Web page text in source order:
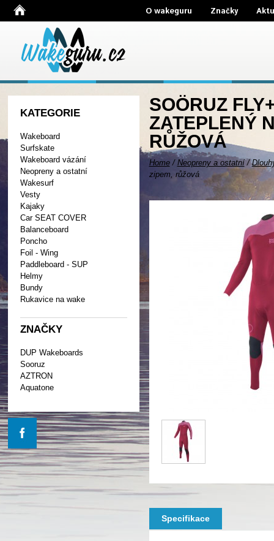
O wakeguru Značky
KATEGORIE
Wakeboard
Surfskate
Wakeboard vázání
Neopreny a ostatní
Wakesurf
Vesty
Kajaky
Car SEAT COVER
Balanceboard
Poncho
Foil - Wing
Paddleboard - SUP
Helmy
Bundy
Rukavice na wake
ZNAČKY
DUP Wakeboards
Sooruz
AZTRON
Aquatone
SOÖRUZ
ZATEPLENÝ
RŮŽOVÁ
Home/ Neopreny a ostatní/
zipem, růžová
Specifikace